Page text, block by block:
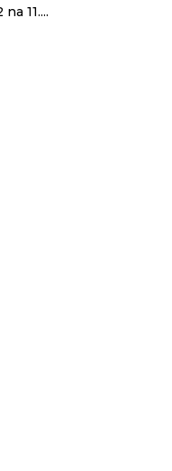
11....